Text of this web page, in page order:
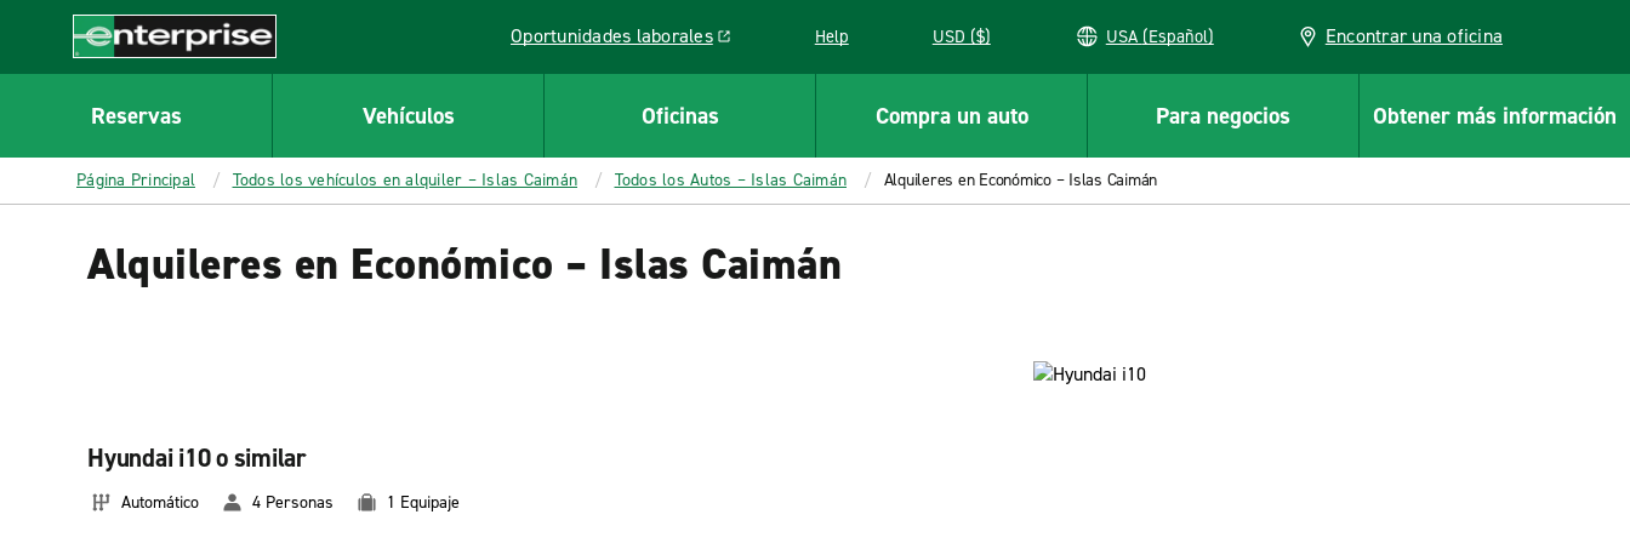
CONTENT
Enterprise
Oportunidades laborales
Link opens in a new window Help USD ($) USA (Español) Encontrar una oficina
Reservas Vehículos Oficinas Compra un auto Para negocios Obtener más información
Página Principal Todos los vehículos en alquiler – Islas Caimán Todos los Autos – Islas Caimán Alquileres en Económico – Islas Caimán
Alquileres en Económico – Islas Caimán
Hyundai i10 o similar
Automático 4 Personas 1 Equipaje